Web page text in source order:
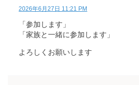
2026年6月27日 11:21 PM
「参加します」
「家族と一緒に参加します」
よろしくお願いします